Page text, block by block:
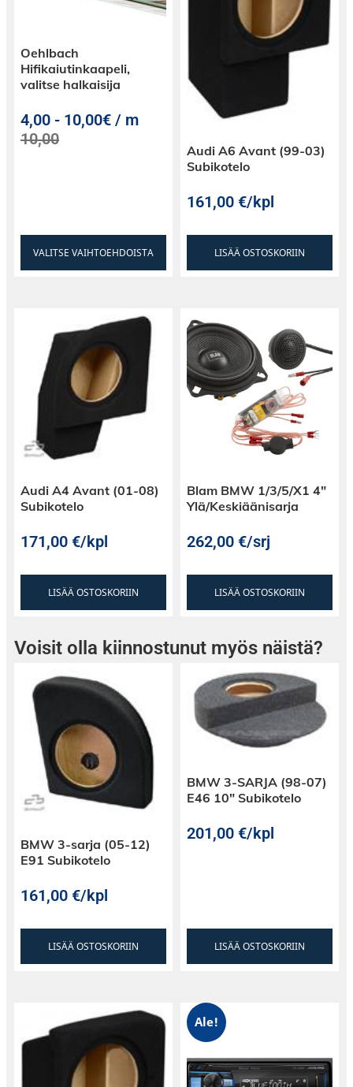
Tekniset tiedot:
6,5″ SPL keskiääni (2kpl)
Metallirunko
Herkkyys: 94dB
Toistoalue: 100 – 12 000Hz
Tehonkesto (RMS / Max): 60W / 100W
Ulkohalkaisija: 165mm
Upotusreikä: 143mm
Upotussyvyys: 58mm
GAS MAD1-6 sarjan diskanteissa on yhden
tuuman puhekela, järeä valurunko,
äänikenttä on aiempaa leveämpi eli enemmän
ääntä, laajemmalle alueelle.
Kaiuttimissa ei ole erillisiä terminaaleja, sillä
johdot tulevat nyt suoraan puhekelalta, jonka
Oehlbach
Hifikaiutinkaapeli,
valitse halkaisija
4,00 - 10,00€ / m
10,00
VALITSE VAIHTOEHDOISTA
Audi A6 Avant (99-03)
Subikotelo
161,00€/kpl
LISÄÄ OSTOSKORIIN
Audi A4 Avant (01-08)
Subikotelo
171,00€/kpl
LISÄÄ OSTOSKORIIN
Blam BMW 1/3/5/X1 4″
Ylä/Keskiäänisarja
262,00€/srj
LISÄÄ OSTOSKORIIN
Voisit olla kiinnostunut myös näistä?
BMW 3-sarja (05-12)
E91 Subikotelo
161,00€/kpl
LISÄÄ OSTOSKORIIN
BMW 3-SARJA (98-07)
E46 10″ Subikotelo
201,00€/kpl
LISÄÄ OSTOSKORIIN
Ale!